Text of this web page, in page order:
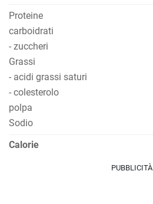
Proteine
carboidrati
- zuccheri
Grassi
- acidi grassi saturi
- colesterolo
polpa
Sodio
Calorie
PUBBLICITÀ